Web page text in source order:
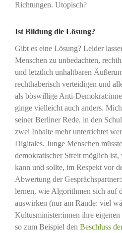
Richtungen. Utopisch?
Ist Bildung die Lösung?
Gibt es eine Lösung? Leider
Menschen zu unbedachten,
und letztlich unhaltbaren
rechthaberisch verteidigen und
als böswillige Anti-
ginge vielleicht auch anders.
seiner Berliner Rede, in den
zwei Inhalte mehr unterrichtet
Digitales. Junge Menschen
demokratischer Streit möglich ist,
kann und sollte, im Respekt vor
Abwertung der
lernen, wie Algorithmen sich auf
auswirken (nur am Rande: viel
Kultusminister:innen ihre eigenen
so zum Beispiel den Beschluss